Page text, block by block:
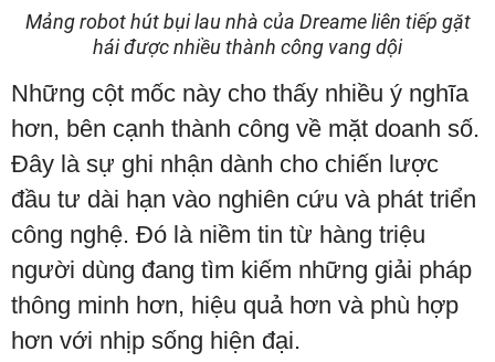
Mảng robot hút bụi lau nhà của Dreame liên tiếp gặt
hái được nhiều thành công vang dội
Những cột mốc này cho thấy nhiều ý nghĩa
hơn, bên cạnh thành công về mặt doanh số.
Đây là sự ghi nhận dành cho chiến lược
đầu tư dài hạn vào nghiên cứu và phát triển
công nghệ. Đó là niềm tin từ hàng triệu
người dùng đang tìm kiếm những giải pháp
thông minh hơn, hiệu quả hơn và phù hợp
hơn với nhịp sống hiện đại.